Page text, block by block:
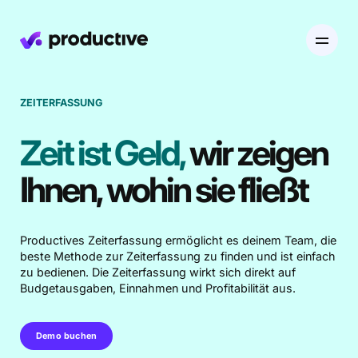
EN DE
Produkt
Ressourcenplanung
Ressourcenplanung
Zeiterfassung
Projekte
Gantt-Diagramme
Budgetierung & Rentabilität
Preise
Branchen
Agentur
Software & Hi-Tech
Ressourcen
Karriere
ZEITERFASSUNG
Zeit ist Geld,wir zeigen
Ihnen, wohin sie fließt
Productives Zeiterfassung ermöglicht es deinem Team, die
beste Methode zur Zeiterfassung zu finden und ist einfach
zu bedienen. Die Zeiterfassung wirkt sich direkt auf
Budgetausgaben, Einnahmen und Profitabilität aus.
Demo buchen